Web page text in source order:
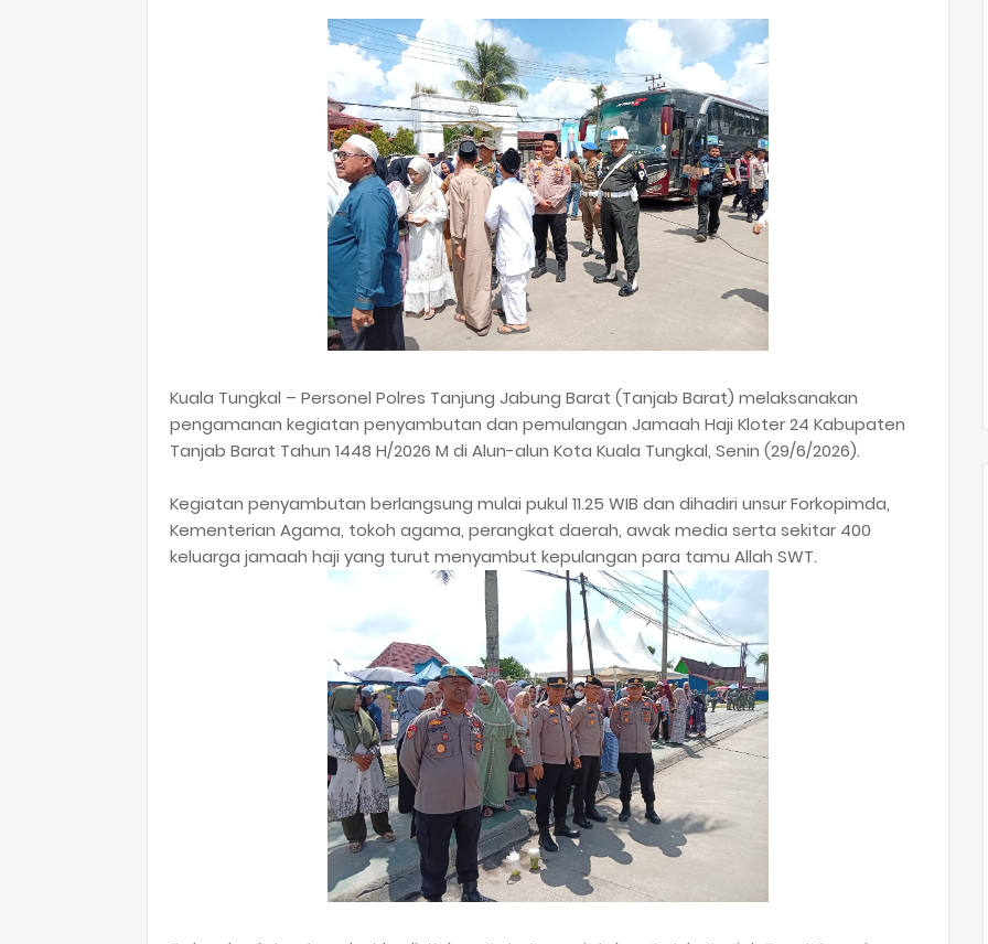
Kuala Tungkal – Personel Polres Tanjung Jabung Barat (Tanjab Barat) melaksanakan
pengamanan kegiatan penyambutan dan pemulangan Jamaah Haji Kloter 24 Kabupaten
Tanjab Barat Tahun 1448 H/2026 M di Alun-alun Kota Kuala Tungkal, Senin (29/6/2026).
Kegiatan penyambutan berlangsung mulai pukul 11.25 WIB dan dihadiri unsur Forkopimda,
Kementerian Agama, tokoh agama, perangkat daerah, awak media serta sekitar 400
keluarga jamaah haji yang turut menyambut kepulangan para tamu Allah SWT.